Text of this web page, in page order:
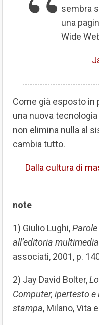
sembra
una
Wide
Come già esposto in
una nuova
non elimina nulla al
cambia tutto.
Dalla cultura di
note
1) Giulio Lughi,
all’editoria
associati, 2001, p.
2) Jay David Bolter,
Computer, ipertesto
stampa, Milano, Vita